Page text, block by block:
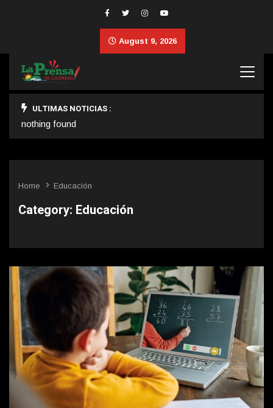
August 9, 2026
ULTIMAS NOTICIAS :
nothing found
Home Educación
Category: Educación